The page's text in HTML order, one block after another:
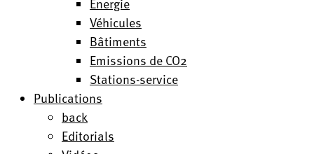
Véhicules
Bâtiments
Emissions de CO2
Stations-service
Publications
back
Editorials